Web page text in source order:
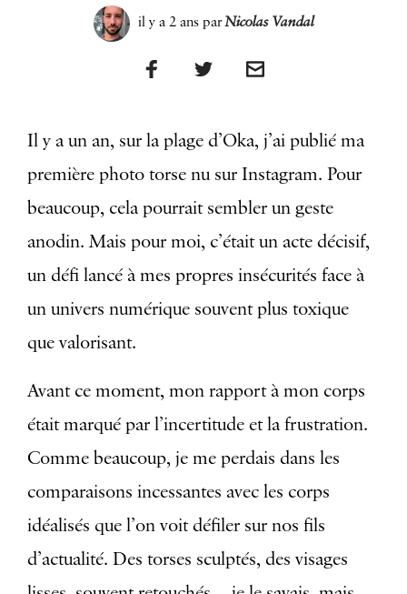
il y a 2 ansparNicolas Vandal
Il y a un an, sur la plage d’Oka, j’ai publié ma
première photo torse nu sur Instagram. Pour
beaucoup, cela pourrait sembler un geste
anodin. Mais pour moi, c’était un acte décisif,
un défi lancé à mes propres insécurités face à
un univers numérique souvent plus toxique
que valorisant.
Avant ce moment, mon rapport à mon corps
était marqué par l’incertitude et la frustration.
Comme beaucoup, je me perdais dans les
comparaisons incessantes avec les corps
idéalisés que l’on voit défiler sur nos fils
d’actualité. Des torses sculptés, des visages